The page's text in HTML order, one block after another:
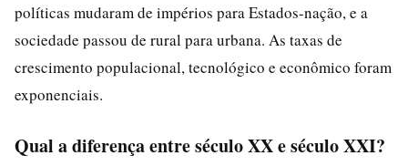
políticas mudaram de impérios para Estados-nação, e a
sociedade passou de rural para urbana. As taxas de
crescimento populacional, tecnológico e econômico foram
exponenciais.
Qual a diferença entre século XX e século XXI?